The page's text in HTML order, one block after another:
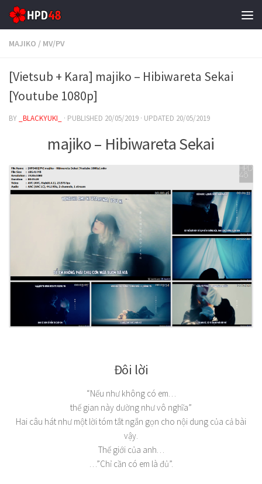
Skip to content
MAJIKO / MV/PV
[Vietsub + Kara] majiko – Hibiwareta Sekai
[Youtube 1080p]
BY _BLACKYUKI_ · PUBLISHED 20/05/2019 · UPDATED 20/05/2019
majiko – Hibiwareta Sekai
Đôi lời
“Nếu như không có em…
thế gian này dường như vô nghĩa”
Hai câu hát như một lời tóm tắt ngắn gọn cho nội dung của cả bài
vậy.
Thế giới của anh…
…”Chỉ cần có em là đủ”.